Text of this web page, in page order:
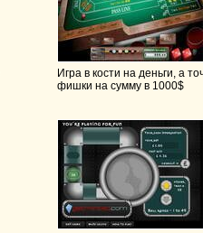
Игра в кости на деньги, а
фишки на сумму в 1000$